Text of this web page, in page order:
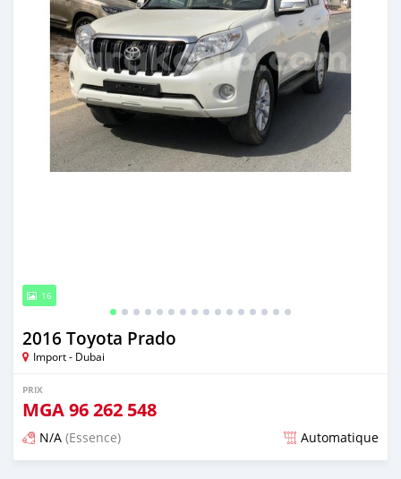
16
2016 Toyota Prado
Import - Dubai
PRIX
MGA96 262 548
N/A (Essence) Automatique